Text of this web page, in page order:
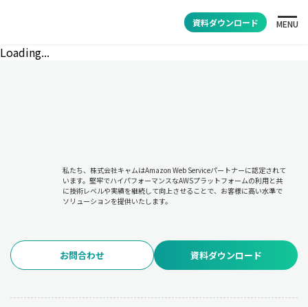
資料ダウンロード MENU
Loading...
私たち、株式会社キャムはAmazon Web Serviceパートナーに認定されて
います。堅牢でハイパフォーマンスなAWSプラットフォームの利用と共
に技術レベルや実績を継続して向上させることで、お客様に高い水準で
ソリューションを提供いたします。
お問合わせ 資料ダウンロード